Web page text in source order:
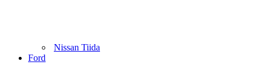
Nissan Tiida
Ford